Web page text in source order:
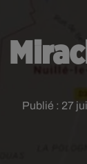
Publié : 27